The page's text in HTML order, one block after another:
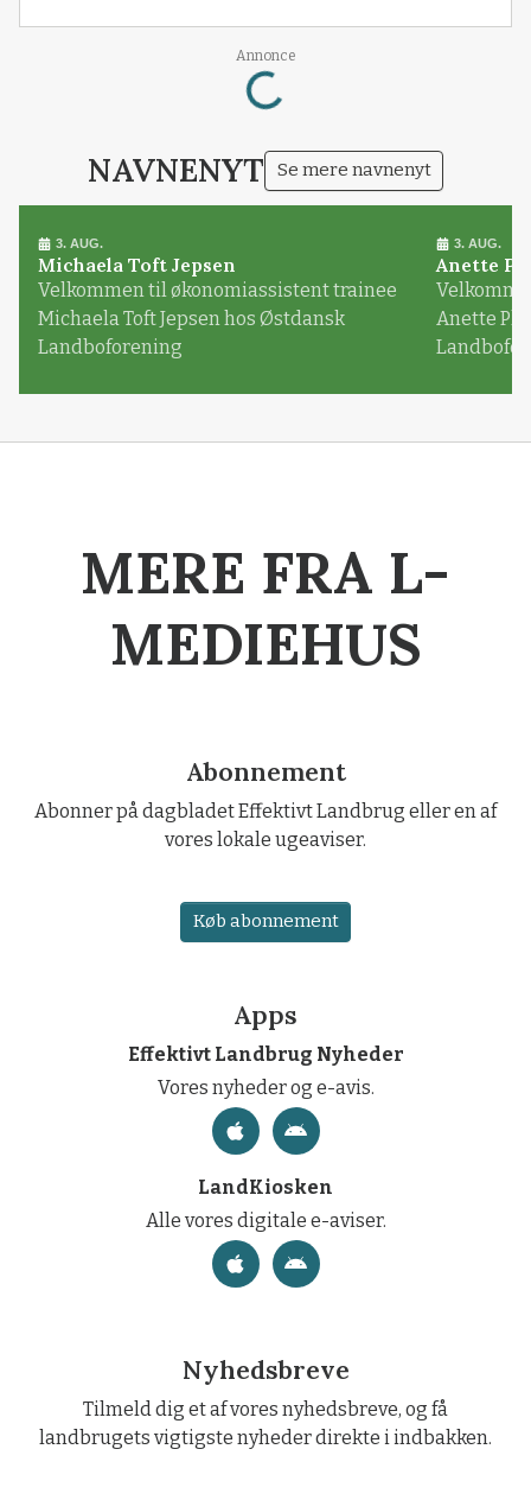
Annonce
Loading...
NAVNENYT Se mere navnenyt
3. AUG.
Michaela Toft Jepsen
Velkommen til økonomiassistent trainee
Michaela Toft Jepsen hos Østdansk
Landboforening
3. AUG.
Anette
Anette
MERE FRA L-
MEDIEHUS
Abonnement
Abonner på dagbladet Effektivt Landbrug eller en af
vores lokale ugeaviser.
Køb abonnement
Apps
Effektivt Landbrug Nyheder
Vores nyheder og e-avis.
LandKiosken
Alle vores digitale e-aviser.
Nyhedsbreve
Tilmeld dig et af vores nyhedsbreve, og få
landbrugets vigtigste nyheder direkte i indbakken.